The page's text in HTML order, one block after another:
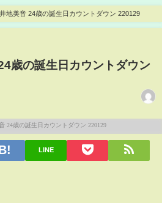
地美音 24歳の誕生日カウントダウン 220129
歳の誕生日カウントダウン
LINE